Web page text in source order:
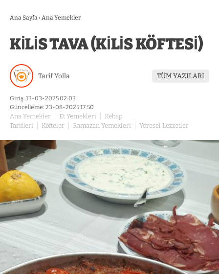
Ana Sayfa › Ana Yemekler
KİLİS TAVA (KİLİS KÖFTESİ)
Tarif Yolla TÜM YAZILARI
Giriş: 13-03-2025 02:03
Güncelleme: 23-08-2025 17:50
Ana Yemekler Et Yemekleri
Kebap
Tarifleri
Köfteler Ramazan Yemekleri Yöresel Lezzetler